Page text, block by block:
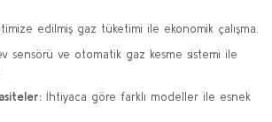
edilmiş gaz tüketimi ile ekonomik çalışma.
sensörü ve otomatik gaz kesme sistemi ile
İhtiyaca göre farklı modeller ile esnek